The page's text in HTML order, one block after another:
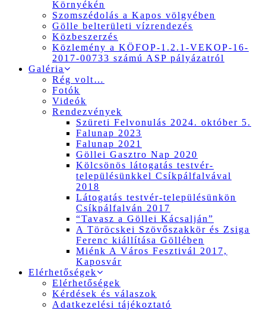
Környékén
Szomszédolás a Kapos völgyében
Gölle belterületi vízrendezés
Közbeszerzés
Közlemény a KÖFOP-1.2.1-VEKOP-16-
2017-00733 számú ASP pályázatról
Galéria
Rég volt…
Fotók
Videók
Rendezvények
Szüreti Felvonulás 2024. október 5.
Falunap 2023
Falunap 2021
Göllei Gasztro Nap 2020
Kölcsönös látogatás testvér-
településünkkel Csíkpálfalvával
2018
Látogatás testvér-településünkön
Csíkpálfalván 2017
“Tavasz a Göllei Kácsalján”
A Töröcskei Szövőszakkör és Zsiga
Ferenc kiállítása Göllében
Miénk A Város Fesztivál 2017,
Kaposvár
Elérhetőségek
Elérhetőségek
Kérdések és válaszok
Adatkezelési tájékoztató